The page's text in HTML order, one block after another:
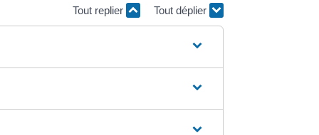
Tout replier Tout déplier